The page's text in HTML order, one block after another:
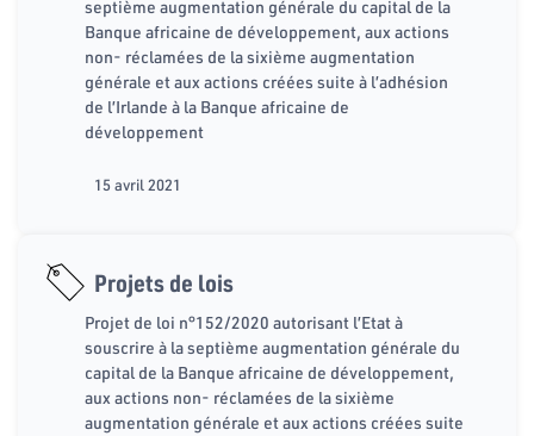
septième augmentation générale du capital de la
Banque africaine de développement, aux actions
non- réclamées de la sixième augmentation
générale et aux actions créées suite à l’adhésion
de l’Irlande à la Banque africaine de
développement
15 avril 2021
Projets de lois
Projet de loi n°152/2020 autorisant l’Etat à
souscrire à la septième augmentation générale du
capital de la Banque africaine de développement,
aux actions non- réclamées de la sixième
augmentation générale et aux actions créées suite